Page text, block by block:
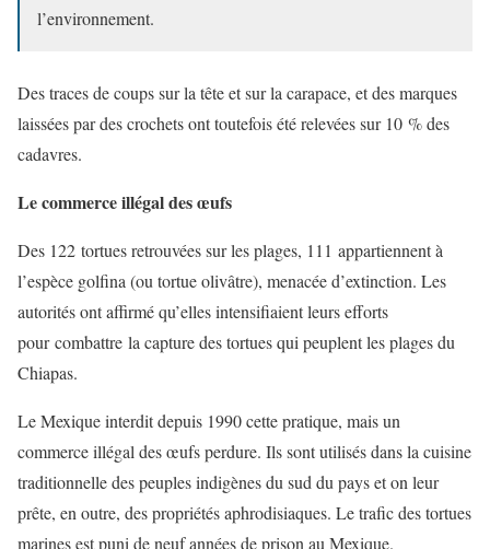
l’environnement.
Des traces de coups sur la tête et sur la carapace, et des marques
laissées par des crochets ont toutefois été relevées sur 10 % des
cadavres.
Le commerce illégal des œufs
Des 122 tortues retrouvées sur les plages, 111 appartiennent à
l’espèce golfina (ou tortue olivâtre), menacée d’extinction. Les
autorités ont affirmé qu’elles intensifiaient leurs efforts
pour combattre la capture des tortues qui peuplent les plages du
Chiapas.
Le Mexique interdit depuis 1990 cette pratique, mais un
commerce illégal des œufs perdure. Ils sont utilisés dans la cuisine
traditionnelle des peuples indigènes du sud du pays et on leur
prête, en outre, des propriétés aphrodisiaques. Le trafic des tortues
marines est puni de neuf années de prison au Mexique.